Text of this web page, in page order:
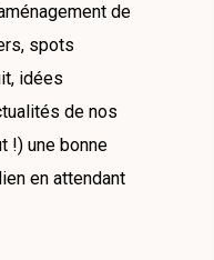
de
spots
idées
de nos
!) une bonne
en attendant